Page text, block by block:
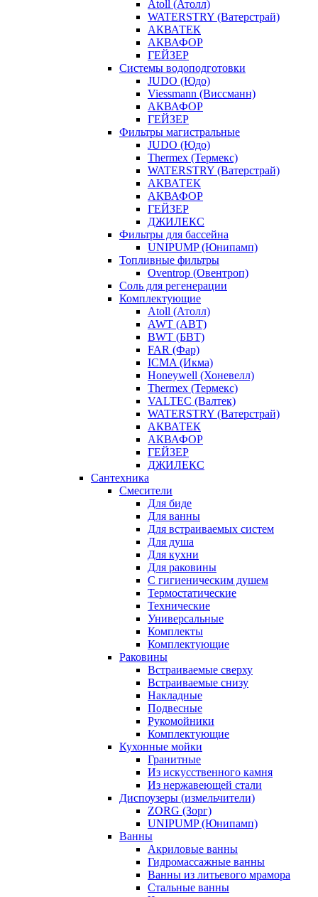
Atoll (Атолл)
WATERSTRY (Ватерстрай)
АКВАТЕК
АКВАФОР
ГЕЙЗЕР
Системы водоподготовки
JUDO (Юдо)
Viessmann (Виссманн)
АКВАФОР
ГЕЙЗЕР
Фильтры магистральные
JUDO (Юдо)
Thermex (Термекс)
WATERSTRY (Ватерстрай)
АКВАТЕК
АКВАФОР
ГЕЙЗЕР
ДЖИЛЕКС
Фильтры для бассейна
UNIPUMP (Юнипамп)
Топливные фильтры
Oventrop (Овентроп)
Соль для регенерации
Комплектующие
Atoll (Атолл)
AWT (АВТ)
BWT (БВТ)
FAR (Фар)
ICMA (Икма)
Honeywell (Хоневелл)
Thermex (Термекс)
VALTEC (Валтек)
WATERSTRY (Ватерстрай)
АКВАТЕК
АКВАФОР
ГЕЙЗЕР
ДЖИЛЕКС
Сантехника
Смесители
Для биде
Для ванны
Для встраиваемых систем
Для душа
Для кухни
Для раковины
С гигиеническим душем
Термостатические
Технические
Универсальные
Комплекты
Комплектующие
Раковины
Встраиваемые сверху
Встраиваемые снизу
Накладные
Подвесные
Рукомойники
Комплектующие
Кухонные мойки
Гранитные
Из искусственного камня
Из нержавеющей стали
Диспоузеры (измельчители)
ZORG (Зорг)
UNIPUMP (Юнипамп)
Ванны
Акриловые ванны
Гидромассажные ванны
Ванны из литьевого мрамора
Стальные ванны